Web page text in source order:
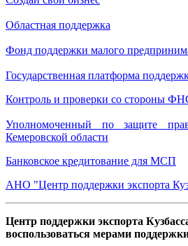
Областная поддержка
Фонд поддержки малого
Государственная платформа
Контроль и проверки со стороны
Уполномоченный по защите
Кемеровской области
Банковское кредитование для МСП
АНО "Центр поддержки экспорта
Центр поддержки экспорта
воспользоваться мерами